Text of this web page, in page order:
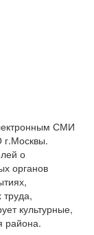
СМИ
г.Москвы.
о
органов
культурные,
района.